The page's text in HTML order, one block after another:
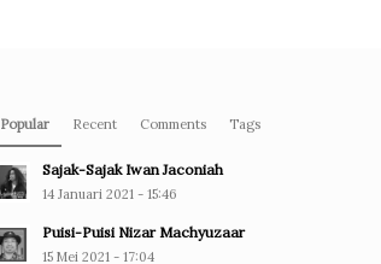
Popular Recent Comments Tags
Sajak-Sajak Iwan Jaconiah
14 Januari 2021 - 15:46
Puisi-Puisi Nizar Machyuzaar
15 Mei 2021 - 17:04